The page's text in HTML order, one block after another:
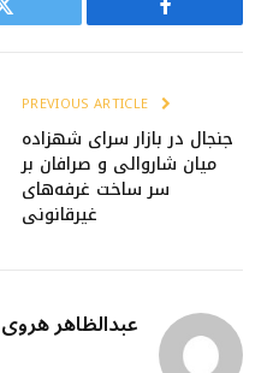
Facebook
جنجال در بازار سرای شهزاده
میان شاروالی و صرافان بر
سر ساخت غرفه‌های
غیرقانونی
عبدالظاهر هروی